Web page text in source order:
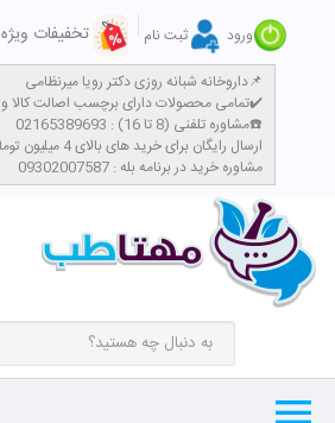
ورود ثبت نام تخفیفات ویژه
داروخانه شبانه روزی دکتر رویا میرنظامی📌
تمامی محصولات دارای برچسب اصالت کالا و سیب سلامت میباشند✔️
مشاوره تلفنی (8 تا 16) : 02165389693☎️
​ارسال رایگان برای خرید های بالای 4 میلیون تومان با پست پیشتاز
مشاوره خرید در برنامه بله : 09302007587